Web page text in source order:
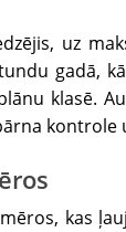
uz
gadā,
klasē.
kontrole
kas